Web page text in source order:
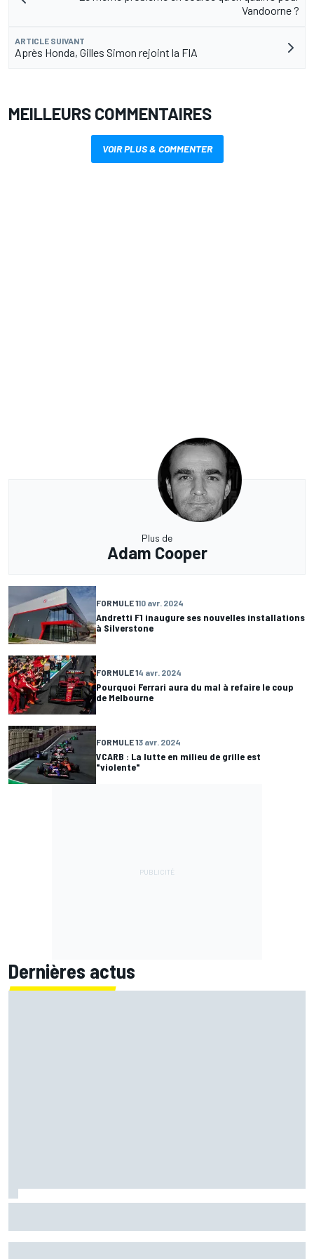
Vandoorne ?
ARTICLE SUIVANT
Après Honda, Gilles Simon rejoint la FIA
MEILLEURS COMMENTAIRES
VOIR PLUS & COMMENTER
Plus de
Adam Cooper
FORMULE 110 avr. 2024
Andretti F1 inaugure ses nouvelles installations
à Silverstone
FORMULE 14 avr. 2024
Pourquoi Ferrari aura du mal à refaire le coup
de Melbourne
FORMULE 13 avr. 2024
VCARB : La lutte en milieu de grille est
"violente"
Dernières actus